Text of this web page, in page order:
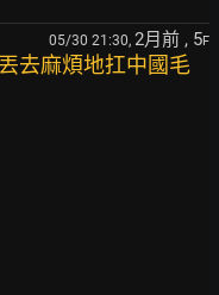
05/30 21:30, 2月前 , 5F
去麻煩地扛中國毛